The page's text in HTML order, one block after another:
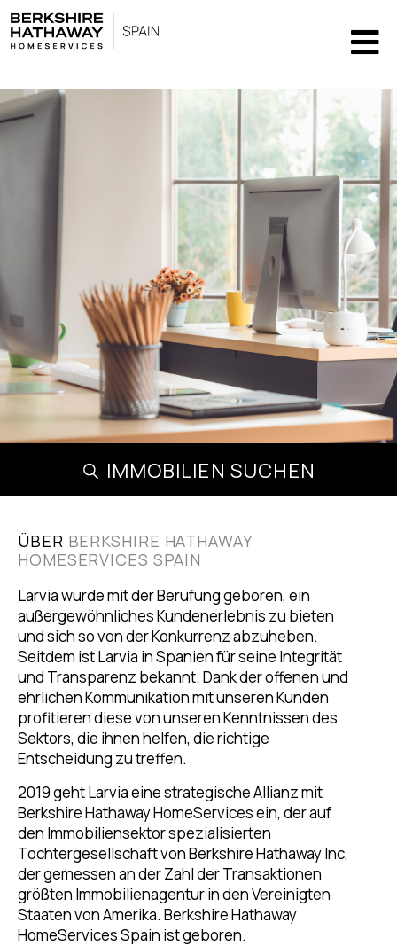
IMMOBILIEN SUCHEN
ÜBER BERKSHIRE HATHAWAY
HOMESERVICES SPAIN
Larvia wurde mit der Berufung geboren, ein
außergewöhnliches Kundenerlebnis zu bieten
und sich so von der Konkurrenz abzuheben.
Seitdem ist Larvia in Spanien für seine Integrität
und Transparenz bekannt. Dank der offenen und
ehrlichen Kommunikation mit unseren Kunden
profitieren diese von unseren Kenntnissen des
Sektors, die ihnen helfen, die richtige
Entscheidung zu treffen.
2019 geht Larvia eine strategische Allianz mit
Berkshire Hathaway HomeServices ein, der auf
den Immobiliensektor spezialisierten
Tochtergesellschaft von Berkshire Hathaway Inc,
der gemessen an der Zahl der Transaktionen
größten Immobilienagentur in den Vereinigten
Staaten von Amerika. Berkshire Hathaway
HomeServices Spain ist geboren.